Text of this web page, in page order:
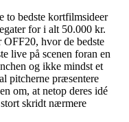
to bedste kortfilmsideer
for i alt 50.000 kr.
hvor de bedste
live på scenen foran en
og ikke mindst et
pitcherne præsentere
om, at netop deres idé
skridt nærmere